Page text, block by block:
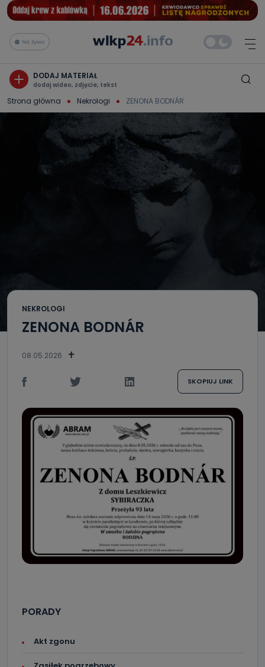
Na żywo
DODAJ MATERIAŁ
dodaj wideo, zdjęcie, tekst
Strona główna Nekrologi ZENONA BODNÁR
NEKROLOGI
ZENONA BODNÁR
08.05.2026
SKOPIUJ LINK
PORADY
Akt zgonu